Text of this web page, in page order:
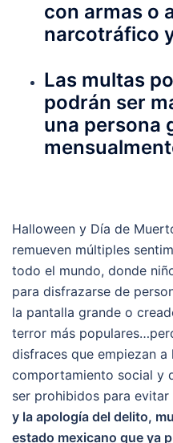
con armas o
narcotráfico
Las multas
podrán ser
una persona
Halloween y Día de
remueven múltiples
todo el mundo, donde
para disfrazarse de
la pantalla grande o
terror más
disfraces que empiezan
comportamiento social y
ser prohibidos para evitar
y la apología del delito,
estado mexicano que ya